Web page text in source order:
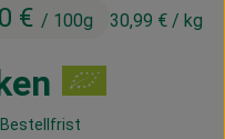
€ / 100g 30,99 € / kg